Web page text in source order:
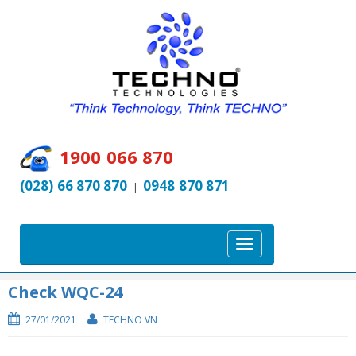
1900 066 870
(028) 66 870 870 | 0948 870 871
T
o
Check WQC-24
27/01/2021 TECHNO VN